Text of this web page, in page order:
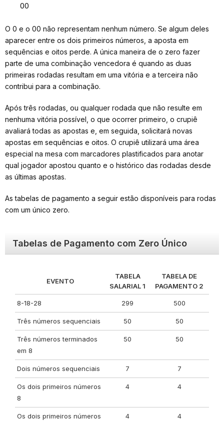
00
O 0 e o 00 não representam nenhum número. Se algum deles
aparecer entre os dois primeiros números, a aposta em
sequências e oitos perde. A única maneira de o zero fazer
parte de uma combinação vencedora é quando as duas
primeiras rodadas resultam em uma vitória e a terceira não
contribui para a combinação.
Após três rodadas, ou qualquer rodada que não resulte em
nenhuma vitória possível, o que ocorrer primeiro, o crupiê
avaliará todas as apostas e, em seguida, solicitará novas
apostas em sequências e oitos. O crupiê utilizará uma área
especial na mesa com marcadores plastificados para anotar
qual jogador apostou quanto e o histórico das rodadas desde
as últimas apostas.
As tabelas de pagamento a seguir estão disponíveis para rodas
com um único zero.
Tabelas de Pagamento com Zero Único
EVENTO
TABELA
SALARIAL 1
TABELA DE
PAGAMENTO 2
8-18-28 299 500
Três números sequenciais 50 50
Três números terminados
em 8
50 50
Dois números sequenciais 7 7
Os dois primeiros números
8
4 4
Os dois primeiros números 4 4